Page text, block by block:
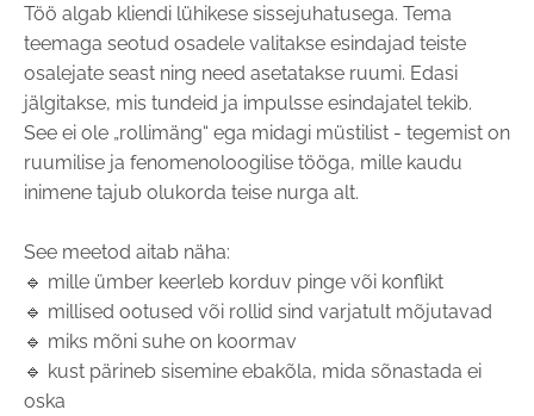
Töö algab kliendi lühikese sissejuhatusega. Tema
teemaga seotud osadele valitakse esindajad teiste
osalejate seast ning need asetatakse ruumi. Edasi
jälgitakse, mis tundeid ja impulsse esindajatel tekib.
See ei ole „rollimäng“ ega midagi müstilist - tegemist on
ruumilise ja fenomenoloogilise tööga, mille kaudu
inimene tajub olukorda teise nurga alt.
See meetod aitab näha:
🔹 mille ümber keerleb korduv pinge või konflikt
🔹 millised ootused või rollid sind varjatult mõjutavad
🔹 miks mõni suhe on koormav
🔹 kust pärineb sisemine ebakõla, mida sõnastada ei
oska